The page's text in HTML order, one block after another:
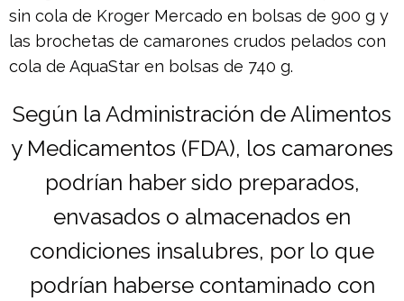
sin cola de Kroger Mercado en bolsas de 900 g y
las brochetas de camarones crudos pelados con
cola de AquaStar en bolsas de 740 g.
Según la Administración de Alimentos
y Medicamentos (FDA), los camarones
podrían haber sido preparados,
envasados ​​o almacenados en
condiciones insalubres, por lo que
podrían haberse contaminado con